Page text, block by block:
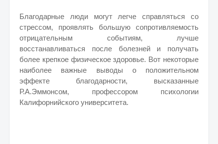
Благодарные люди могут легче справляться со
стрессом, проявлять большую сопротивляемость
отрицательным событиям, лучше
восстанавливаться после болезней и получать
более крепкое физическое здоровье. Вот некоторые
наиболее важные выводы о положительном
эффекте благодарности, высказанные
Р.А.Эммонсом, профессором психологии
Калифорнийского университета.